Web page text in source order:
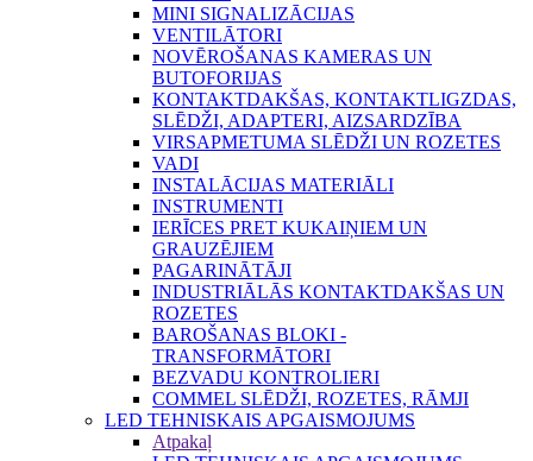
MINI SIGNALIZĀCIJAS
VENTILĀTORI
NOVĒROŠANAS KAMERAS UN
BUTOFORIJAS
KONTAKTDAKŠAS, KONTAKTLIGZDAS,
SLĒDŽI, ADAPTERI, AIZSARDZĪBA
VIRSAPMETUMA SLĒDŽI UN ROZETES
VADI
INSTALĀCIJAS MATERIĀLI
INSTRUMENTI
IERĪCES PRET KUKAIŅIEM UN
GRAUZĒJIEM
PAGARINĀTĀJI
INDUSTRIĀLĀS KONTAKTDAKŠAS UN
ROZETES
BAROŠANAS BLOKI -
TRANSFORMĀTORI
BEZVADU KONTROLIERI
COMMEL SLĒDŽI, ROZETES, RĀMJI
LED TEHNISKAIS APGAISMOJUMS
Atpakaļ